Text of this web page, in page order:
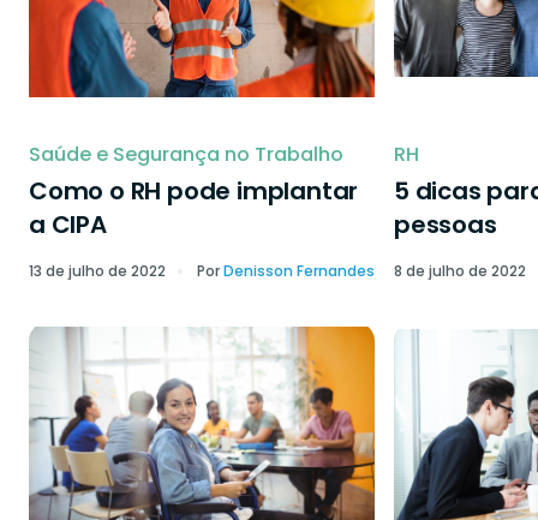
Saúde e Segurança no Trabalho
Como o RH pode implantar
a CIPA
13 de julho de 2022 PorDenisson Fernandes
RH
5 dicas
pessoas
8 de julho de 2022